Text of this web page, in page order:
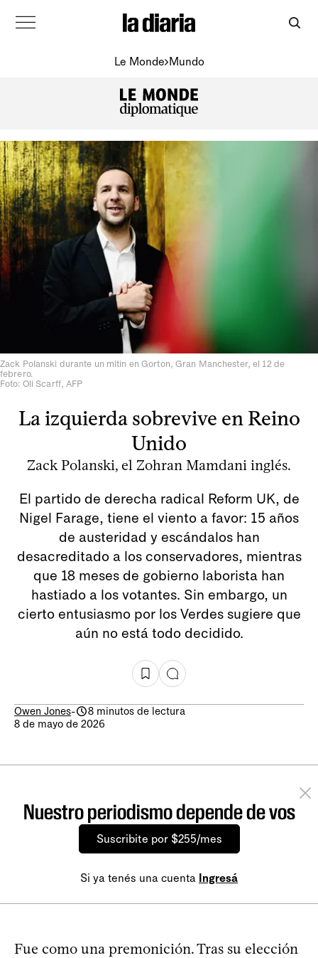
Le Monde Mundo
Zack Polanski durante un mitin en Gorton, Gran Manchester, el 12 de
febrero.
Foto: Oli Scarff, AFP
La izquierda sobrevive en Reino
Unido
Zack Polanski, el Zohran Mamdani inglés.
El partido de derecha radical Reform UK, de
Nigel Farage, tiene el viento a favor: 15 años
de austeridad y escándalos han
desacreditado a los conservadores, mientras
que 18 meses de gobierno laborista han
hastiado a los votantes. Sin embargo, un
cierto entusiasmo por los Verdes sugiere que
aún no está todo decidido.
Owen Jones-
8 minutos de lectura
8 de mayo de 2026
Nuestro periodismo depende de vos
Suscribite por $255/mes
Si ya tenés una cuenta Ingresá
Fue como una premonición. Tras su elección